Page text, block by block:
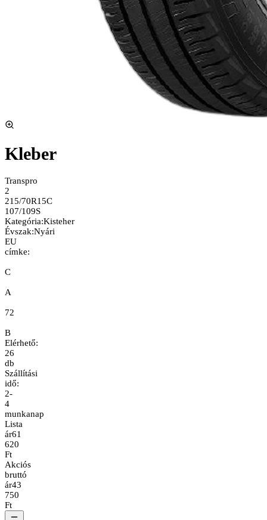
Kleber
Transpro
2
215/70R15C
107/109S
Kategória:Kisteher
Évszak:Nyári
EU
címke:
C
A
72
B
Elérhető:
26
db
Szállítási
idő:
2-
4
munkanap
Lista
ár61
620
Ft
Akciós
bruttó
ár43
750
Ft